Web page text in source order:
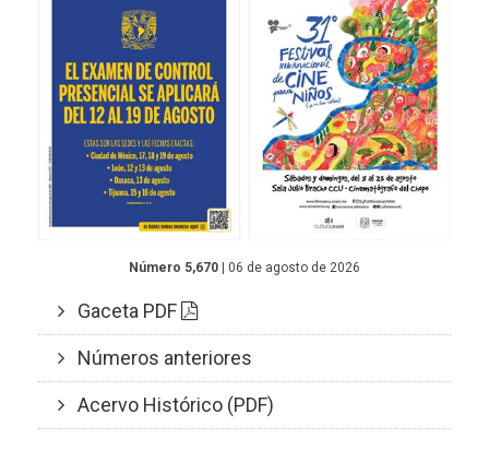
Número 5,670 | 06 de agosto de 2026
Gaceta PDF
Números anteriores
Acervo Histórico (PDF)